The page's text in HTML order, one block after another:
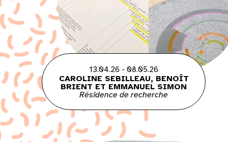
Lun Ven
13.04.26 - 08.05.26
CAROLINE SEBILLEAU, BENOÎT
BRIENT ET EMMANUEL SIMON
Résidence de recherche